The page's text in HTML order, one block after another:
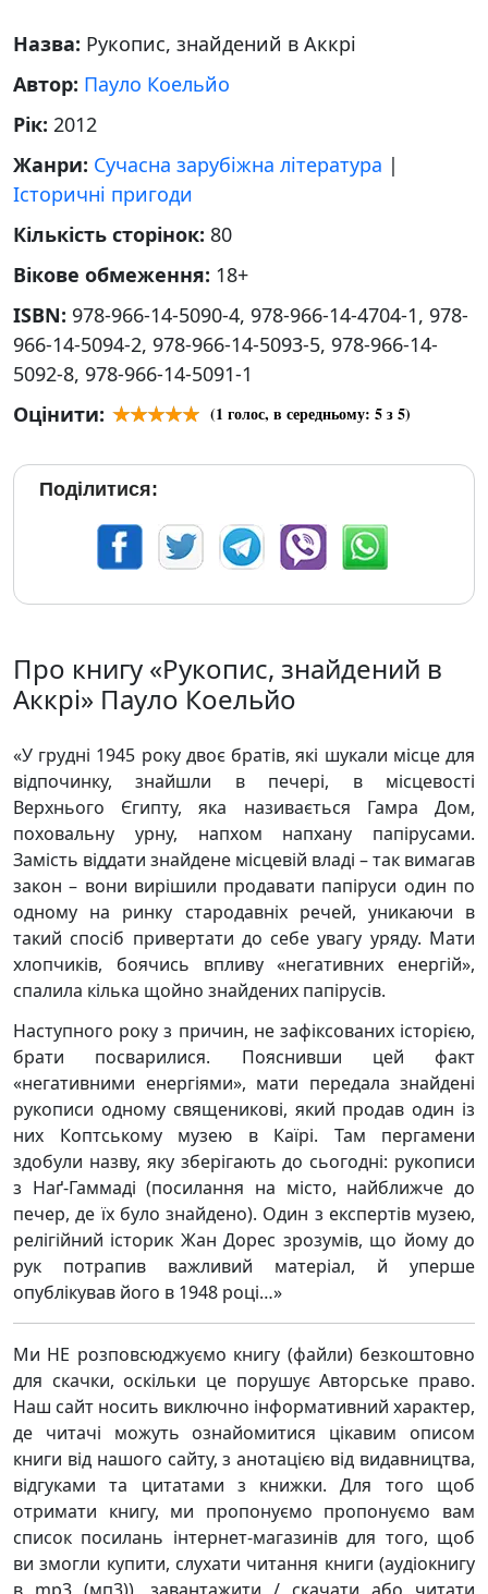
Назва: Рукопис, знайдений в Аккрі
Автор: Пауло Коельйо
Рік: 2012
Жанри: Сучасна зарубіжна література |
Історичні пригоди
Кількість сторінок: 80
Вікове обмеження: 18+
ISBN: 978-966-14-5090-4, 978-966-14-4704-1, 978-
966-14-5094-2, 978-966-14-5093-5, 978-966-14-
5092-8, 978-966-14-5091-1
Оцінити:
(1 голос, в середньому: 5з 5)
Поділитися:
Про книгу «Рукопис, знайдений в
Аккрі» Пауло Коельйо
«У грудні 1945 року двоє братів, які шукали місце для
відпочинку, знайшли в печері, в місцевості
Верхнього Єгипту, яка називається Гамра Дом,
поховальну урну, напхом напхану папірусами.
Замість віддати знайдене місцевій владі – так вимагав
закон – вони вирішили продавати папіруси один по
одному на ринку стародавніх речей, уникаючи в
такий спосіб привертати до себе увагу уряду. Мати
хлопчиків, боячись впливу «негативних енергій»,
спалила кілька щойно знайдених папірусів.
Наступного року з причин, не зафіксованих історією,
брати посварилися. Пояснивши цей факт
«негативними енергіями», мати передала знайдені
рукописи одному священикові, який продав один із
них Коптському музею в Каїрі. Там пергамени
здобули назву, яку зберігають до сьогодні: рукописи
з Наґ-Гаммаді (посилання на місто, найближче до
печер, де їх було знайдено). Один з експертів музею,
релігійний історик Жан Дорес зрозумів, що йому до
рук потрапив важливий матеріал, й уперше
опублікував його в 1948 році…»
Ми НЕ розповсюджуємо книгу (файли) безкоштовно
для скачки, оскільки це порушує Авторське право.
Наш сайт носить виключно інформативний характер,
де читачі можуть ознайомитися цікавим описом
книги від нашого сайту, з анотацією від видавництва,
відгуками та цитатами з книжки. Для того щоб
отримати книгу, ми пропонуємо пропонуємо вам
список посилань інтернет-магазинів для того, щоб
ви змогли купити, слухати читання книги (аудіокнигу